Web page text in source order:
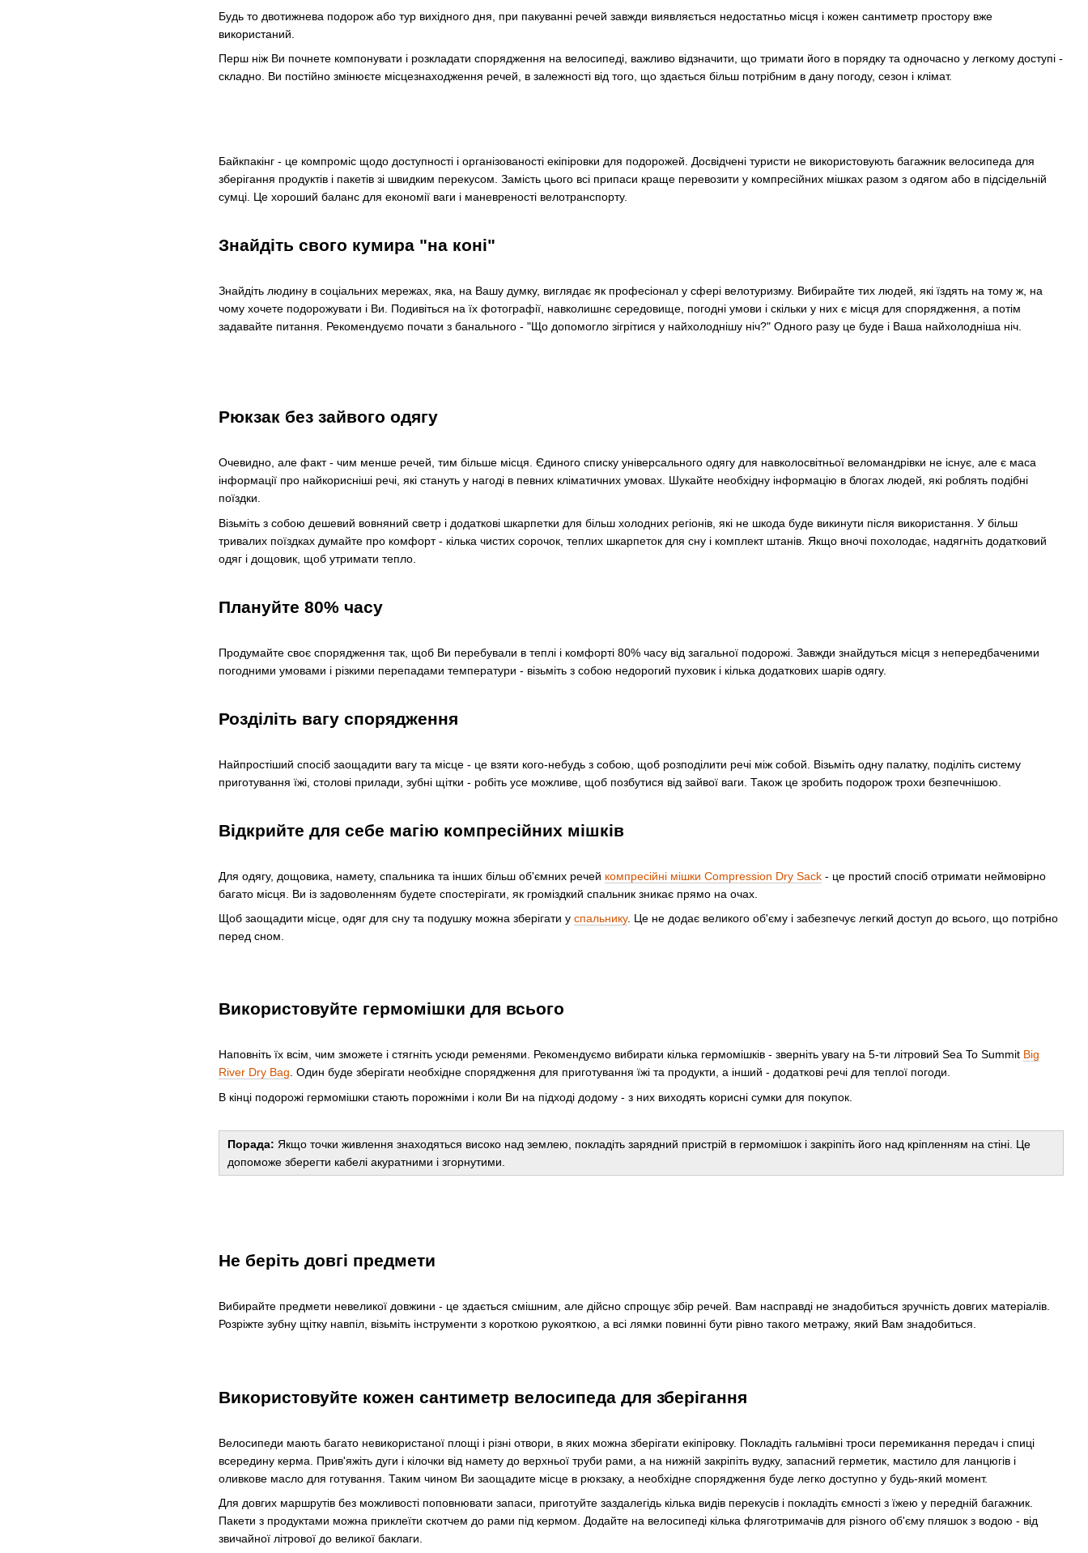
Будь то двотижнева подорож або тур вихідного дня, при пакуванні речей завжди виявляється недостатньо місця і кожен сантиметр простору вже
використаний.
Перш ніж Ви почнете компонувати і розкладати спорядження на велосипеді, важливо відзначити, що тримати його в порядку та одночасно у легкому доступі -
складно. Ви постійно змінюєте місцезнаходження речей, в залежності від того, що здається більш потрібним в дану погоду, сезон і клімат.
Байкпакінг - це компроміс щодо доступності і організованості екіпіровки для подорожей. Досвідчені туристи не використовують багажник велосипеда для
зберігання продуктів і пакетів зі швидким перекусом. Замість цього всі припаси краще перевозити у компресійних мішках разом з одягом або в підсідельній
сумці. Це хороший баланс для економії ваги і маневреності велотранспорту.
Знайдіть свого кумира "на коні"
Знайдіть людину в соціальних мережах, яка, на Вашу думку, виглядає як професіонал у сфері велотуризму. Вибирайте тих людей, які їздять на тому ж, на
чому хочете подорожувати і Ви. Подивіться на їх фотографії, навколишнє середовище, погодні умови і скільки у них є місця для спорядження, а потім
задавайте питання. Рекомендуємо почати з банального - "Що допомогло зігрітися у найхолоднішу ніч?" Одного разу це буде і Ваша найхолодніша ніч.
Рюкзак без зайвого одягу
Очевидно, але факт - чим менше речей, тим більше місця. Єдиного списку універсального одягу для навколосвітньої веломандрівки не існує, але є маса
інформації про найкорисніші речі, які стануть у нагоді в певних кліматичних умовах. Шукайте необхідну інформацію в блогах людей, які роблять подібні
поїздки.
Візьміть з собою дешевий вовняний светр і додаткові шкарпетки для більш холодних регіонів, які не шкода буде викинути після використання. У більш
тривалих поїздках думайте про комфорт - кілька чистих сорочок, теплих шкарпеток для сну і комплект штанів. Якщо вночі похолодає, надягніть додатковий
одяг і дощовик, щоб утримати тепло.
Плануйте 80% часу
Продумайте своє спорядження так, щоб Ви перебували в теплі і комфорті 80% часу від загальної подорожі. Завжди знайдуться місця з непередбаченими
погодними умовами і різкими перепадами температури - візьміть з собою недорогий пуховик і кілька додаткових шарів одягу.
Розділіть вагу спорядження
Найпростіший спосіб заощадити вагу та місце - це взяти кого-небудь з собою, щоб розподілити речі між собой. Візьміть одну палатку, поділіть систему
приготування їжі, столові прилади, зубні щітки - робіть усе можливе, щоб позбутися від зайвої ваги. Також це зробить подорож трохи безпечнішою.
Відкрийте для себе магію компресійних мішків
Для одягу, дощовика, намету, спальника та інших більш об'ємних речей компресійні мішки Compression Dry Sack - це простий спосіб отримати неймовірно
багато місця. Ви із задоволенням будете спостерігати, як громіздкий спальник зникає прямо на очах.
Щоб заощадити місце, одяг для сну та подушку можна зберігати у спальнику. Це не додає великого об'єму і забезпечує легкий доступ до всього, що потрібно
перед сном.
Використовуйте гермомішки для всього
Наповніть їх всім, чим зможете і стягніть усюди ременями. Рекомендуємо вибирати кілька гермомішків - зверніть увагу на 5-ти літровий Sea To Summit Big
River Dry Bag. Один буде зберігати необхідне спорядження для приготування їжі та продукти, а інший - додаткові речі для теплої погоди.
В кінці подорожі гермомішки стають порожніми і коли Ви на підході додому - з них виходять корисні сумки для покупок.
Порада: Якщо точки живлення знаходяться високо над землею, покладіть зарядний пристрій в гермомішок і закріпіть його над кріпленням на стіні. Це
допоможе зберегти кабелі акуратними і згорнутими.
Не беріть довгі предмети
Вибирайте предмети невеликої довжини - це здається смішним, але дійсно спрощує збір речей. Вам насправді не знадобиться зручність довгих матеріалів.
Розріжте зубну щітку навпіл, візьміть інструменти з короткою рукояткою, а всі лямки повинні бути рівно такого метражу, який Вам знадобиться.
Використовуйте кожен сантиметр велосипеда для зберігання
Велосипеди мають багато невикористаної площі і різні отвори, в яких можна зберігати екіпіровку. Покладіть гальмівні троси перемикання передач і спиці
всередину керма. Прив'яжіть дуги і кілочки від намету до верхньої труби рами, а на нижній закріпіть вудку, запасний герметик, мастило для ланцюгів і
оливкове масло для готування. Таким чином Ви заощадите місце в рюкзаку, а необхідне спорядження буде легко доступно у будь-який момент.
Для довгих маршрутів без можливості поповнювати запаси, приготуйте заздалегідь кілька видів перекусів і покладіть ємності з їжею у передній багажник.
Пакети з продуктами можна приклеїти скотчем до рами під кермом. Додайте на велосипеді кілька фляготримачів для різного об'єму пляшок з водою - від
звичайної літрової до великої баклаги.